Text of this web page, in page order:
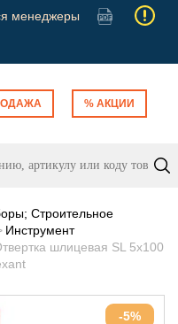
менеджеры
% АКЦИИ
Строительное
Инструмент
шлицевая SL 5х100
-5%